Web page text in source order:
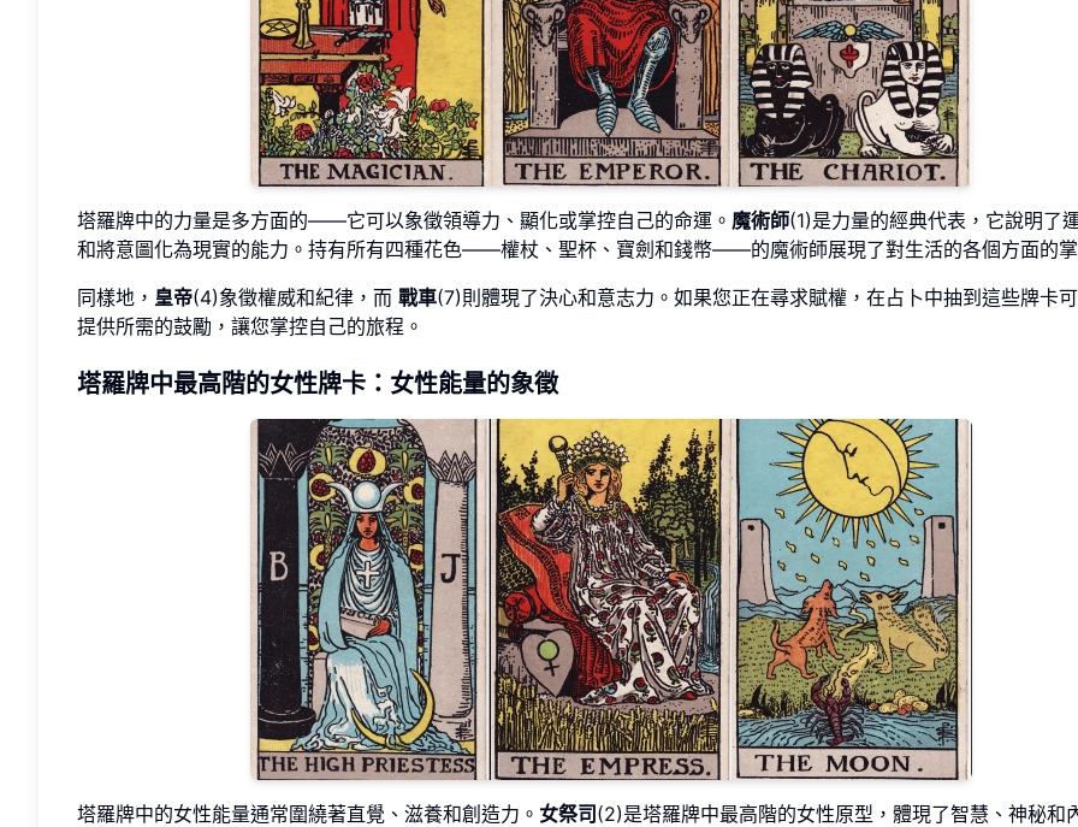
塔羅牌中的力量是多方面的——它可以象徵領導力、顯化或掌控自己的命運。 魔術師(1)是力量的經典代表，它說明了
和將意圖化為現實的能力。持有所有四種花色——權杖、聖杯、寶劍和錢幣——的魔術師展現了對生活的各個方面的
同樣地， 皇帝(4)象徵權威和紀律，而 戰車(7)則體現了決心和意志力。如果您正在尋求賦權，在占卜中抽到這些牌卡
提供所需的鼓勵，讓您掌控自己的旅程。
塔羅牌中最高階的女性牌卡：女性能量的象徵
塔羅牌中的女性能量通常圍繞著直覺、滋養和創造力。 女祭司(2)是塔羅牌中最高階的女性原型，體現了智慧、神秘和